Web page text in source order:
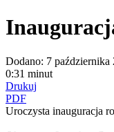
Dodano: 7 października
0:31 minut
Drukuj
PDF
Uroczysta inauguracja